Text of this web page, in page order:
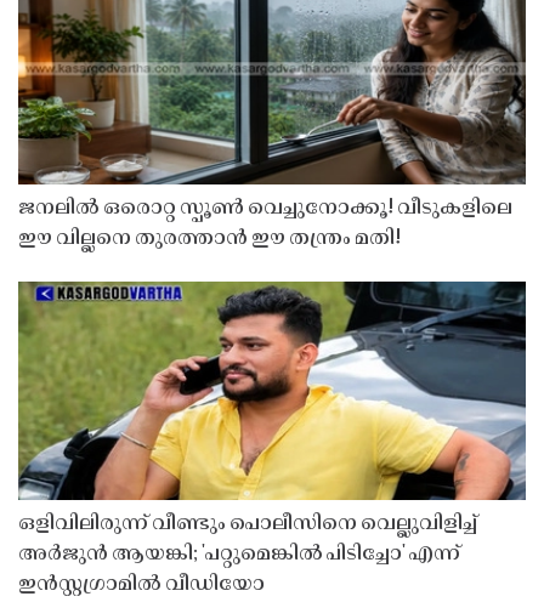
ജനലിൽ ഒരൊറ്റ സ്പൂൺ വെച്ചുനോക്കൂ! വീടുകളിലെ
ഈ വില്ലനെ തുരത്താൻ ഈ തന്ത്രം മതി!
ഒളിവിലിരുന്ന് വീണ്ടും പൊലീസിനെ വെല്ലുവിളിച്ച്
അർജുൻ ആയങ്കി; 'പറ്റുമെങ്കിൽ പിടിച്ചോ' എന്ന്
ഇൻസ്റ്റഗ്രാമിൽ വീഡിയോ